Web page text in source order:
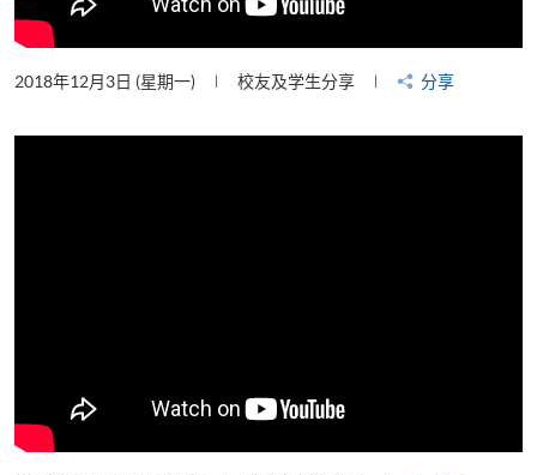
2018年12月3日 (星期一) 校友及学生分享 分享